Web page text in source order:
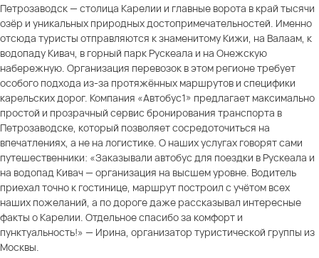
Петрозаводск — столица Карелии и главные ворота в край тысячи
озёр и уникальных природных достопримечательностей. Именно
отсюда туристы отправляются к знаменитому Кижи, на Валаам, к
водопаду Кивач, в горный парк Рускеала и на Онежскую
набережную. Организация перевозок в этом регионе требует
особого подхода из-за протяжённых маршрутов и специфики
карельских дорог. Компания «Автобус1» предлагает максимально
простой и прозрачный сервис бронирования транспорта в
Петрозаводске, который позволяет сосредоточиться на
впечатлениях, а не на логистике. О наших услугах говорят сами
путешественники: «Заказывали автобус для поездки в Рускеала и
на водопад Кивач — организация на высшем уровне. Водитель
приехал точно к гостинице, маршрут построил с учётом всех
наших пожеланий, а по дороге даже рассказывал интересные
факты о Карелии. Отдельное спасибо за комфорт и
пунктуальность!» — Ирина, организатор туристической группы из
Москвы.